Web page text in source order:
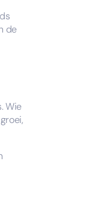
de
Wie